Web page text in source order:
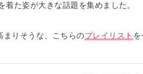
着た姿が大きな話題を集めました。
まりそうな、こちらのプレイリスト